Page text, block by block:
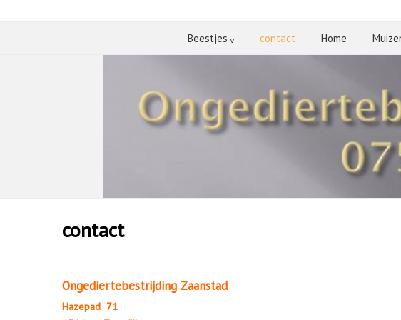
Beestjes ᵥ contact Home
contact
Ongediertebestrijding Zaanstad
Hazepad 71